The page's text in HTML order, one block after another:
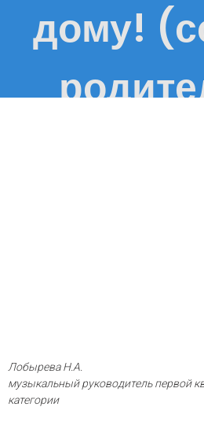
дому!
Лобырева Н.А.
музыкальный руководитель первой
категории